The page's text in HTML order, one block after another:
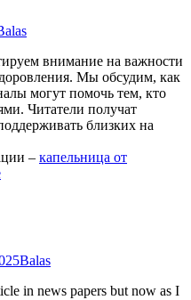
внимание на важности
Мы обсудим, как
могут помочь тем, кто
Читатели получат
близких на
– капельница от
Balas
in news papers but now as I